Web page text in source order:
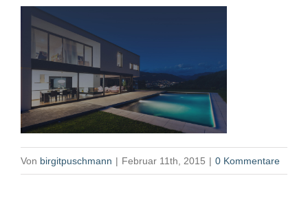
Von birgitpuschmann | Februar 11th, 2015 | 0 Kommentare